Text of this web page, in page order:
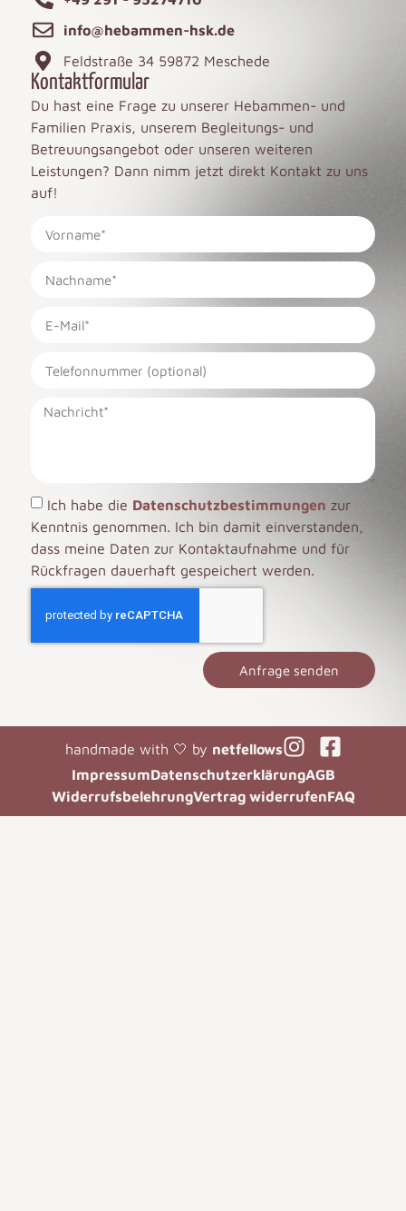
info@hebammen-hsk.de
Feldstraße 34 59872 Meschede
Kontaktformular
Du hast eine Frage zu unserer Hebammen- und
Familien Praxis, unserem Begleitungs- und
Betreuungsangebot oder unseren weiteren
Leistungen? Dann nimm jetzt direkt Kontakt zu uns
auf!
Ich habe die Datenschutzbestimmungen zur
Kenntnis genommen. Ich bin damit einverstanden,
dass meine Daten zur Kontaktaufnahme und für
Rückfragen dauerhaft gespeichert werden.
Anfrage senden
handmade with 🤍 by netfellows
ImpressumDatenschutzerklärungAGB
WiderrufsbelehrungVertrag widerrufenFAQ